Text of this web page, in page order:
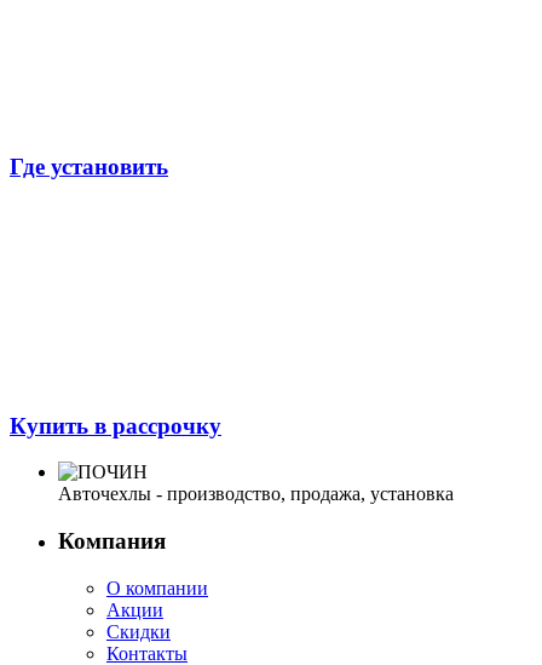
Где установить
Купить в рассрочку
Авточехлы - производство, продажа, установка
Компания
О компании
Акции
Скидки
Контакты